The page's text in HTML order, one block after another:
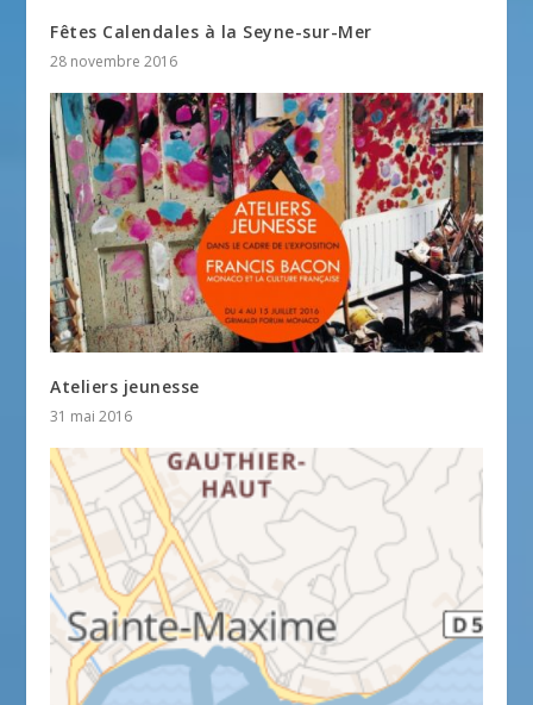
Fêtes Calendales à la Seyne-sur-Mer
28 novembre 2016
Ateliers jeunesse
31 mai 2016